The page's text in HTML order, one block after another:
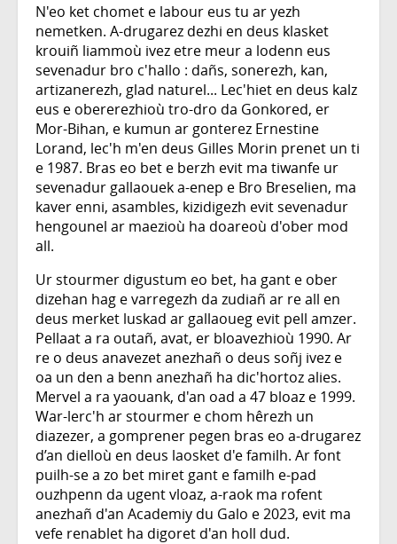
N'eo ket chomet e labour eus tu ar yezh
nemetken. A-drugarez dezhi en deus klasket
krouiñ liammoù ivez etre meur a lodenn eus
sevenadur bro c'hallo : dañs, sonerezh, kan,
artizanerezh, glad naturel... Lec'hiet en deus kalz
eus e obererezhioù tro-dro da Gonkored, er
Mor-Bihan, e kumun ar gonterez Ernestine
Lorand, lec'h m'en deus Gilles Morin prenet un ti
e 1987. Bras eo bet e berzh evit ma tiwanfe ur
sevenadur gallaouek a-enep e Bro Breselien, ma
kaver enni, asambles, kizidigezh evit sevenadur
hengounel ar maezioù ha doareoù d'ober mod
all.
Ur stourmer digustum eo bet, ha gant e ober
dizehan hag e varregezh da zudiañ ar re all en
deus merket luskad ar gallaoueg evit pell amzer.
Pellaat a ra outañ, avat, er bloavezhioù 1990. Ar
re o deus anavezet anezhañ o deus soñj ivez e
oa un den a benn anezhañ ha dic'hortoz alies.
Mervel a ra yaouank, d'an oad a 47 bloaz e 1999.
War-lerc'h ar stourmer e chom hêrezh un
diazezer, a gomprener pegen bras eo a-drugarez
d’an dielloù en deus laosket d'e familh. Ar font
puilh-se a zo bet miret gant e familh e-pad
ouzhpenn da ugent vloaz, a-raok ma rofent
anezhañ d'an Academiy du Galo e 2023, evit ma
vefe renablet ha digoret d'an holl dud.